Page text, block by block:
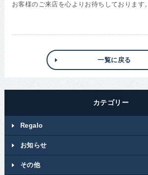
お客様のご来店を心よりお待ちしております。
一覧に戻る
カテゴリー
Regalo
お知らせ
その他